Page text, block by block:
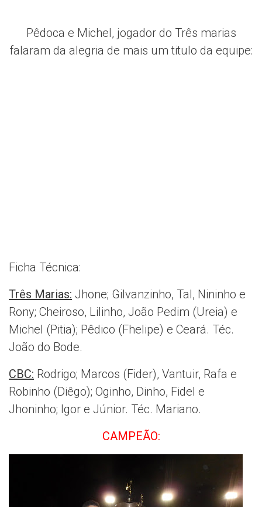
Pêdoca e Michel, jogador do Três marias
falaram da alegria de mais um titulo da equipe:
Ficha Técnica:
Três Marias: Jhone; Gilvanzinho, Tal, Nininho e
Rony; Cheiroso, Lilinho, João Pedim (Ureia) e
Michel (Pitia); Pêdico (Fhelipe) e Ceará. Téc.
João do Bode.
CBC: Rodrigo; Marcos (Fider), Vantuir, Rafa e
Robinho (Diêgo); Oginho, Dinho, Fidel e
Jhoninho; Igor e Júnior. Téc. Mariano.
CAMPEÃO: